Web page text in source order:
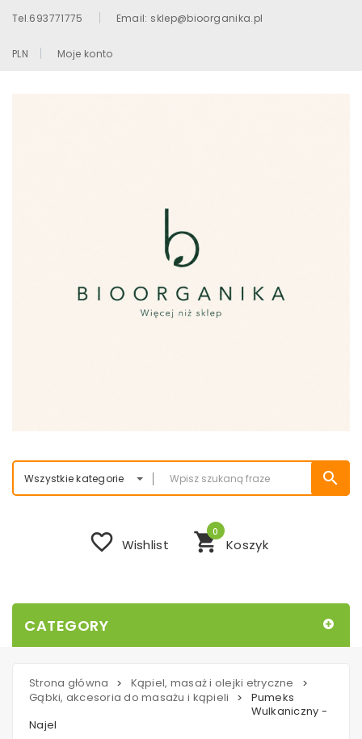
Tel.693771775 Email: sklep@bioorganika.pl
PLN Moje konto
Wszystkie kategorie search
shopping_cart Koszyk
0
favorite_border Wishlist
CATEGORY
Strona główna > Kąpiel, masaż i olejki etryczne
>
Gąbki, akcesoria do masażu i kąpieli
>
Pumeks
Wulkaniczny -
Najel